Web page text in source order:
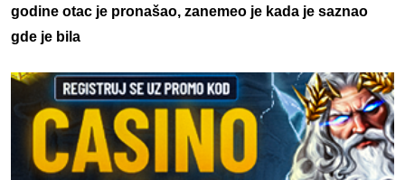
godine otac je pronašao, zanemeo je kada je saznao
gde je bila